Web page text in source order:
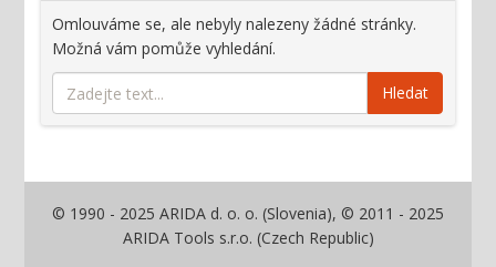
Omlouváme se, ale nebyly nalezeny žádné stránky.
Možná vám pomůže vyhledání.
Hledat
© 1990 - 2025 ARIDA d. o. o. (Slovenia), © 2011 - 2025
ARIDA Tools s.r.o. (Czech Republic)